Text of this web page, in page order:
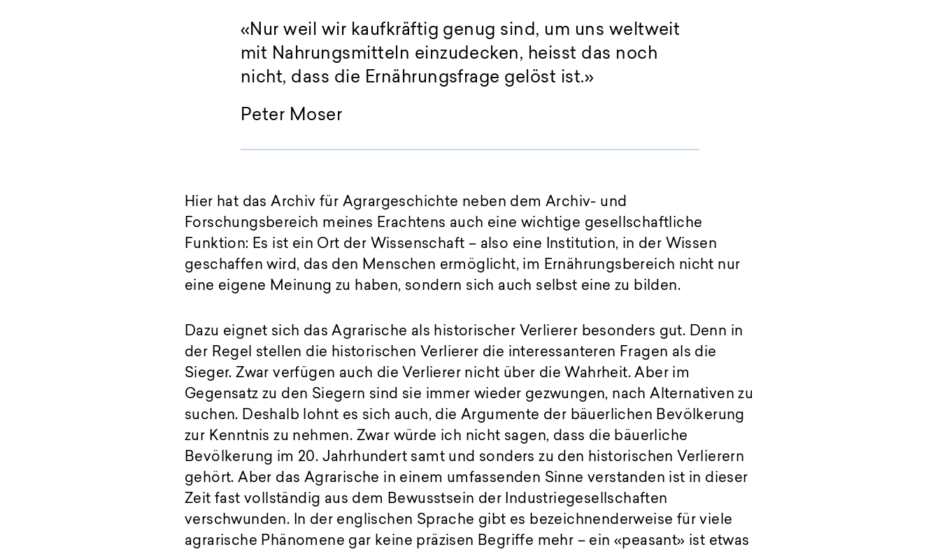
«Nur weil wir kaufkräftig genug sind, um uns weltweit
mit Nahrungsmitteln einzudecken, heisst das noch
nicht, dass die Ernährungsfrage gelöst ist.»
Peter Moser
Hier hat das Archiv für Agrargeschichte neben dem Archiv- und
Forschungsbereich meines Erachtens auch eine wichtige gesellschaftliche
Funktion: Es ist ein Ort der Wissenschaft – also eine Institution, in der Wissen
geschaffen wird, das den Menschen ermöglicht, im Ernährungsbereich nicht nur
eine eigene Meinung zu haben, sondern sich auch selbst eine zu bilden.
Dazu eignet sich das Agrarische als historischer Verlierer besonders gut. Denn in
der Regel stellen die historischen Verlierer die interessanteren Fragen als die
Sieger. Zwar verfügen auch die Verlierer nicht über die Wahrheit. Aber im
Gegensatz zu den Siegern sind sie immer wieder gezwungen, nach Alternativen zu
suchen. Deshalb lohnt es sich auch, die Argumente der bäuerlichen Bevölkerung
zur Kenntnis zu nehmen. Zwar würde ich nicht sagen, dass die bäuerliche
Bevölkerung im 20. Jahrhundert samt und sonders zu den historischen Verlierern
gehört. Aber das Agrarische in einem umfassenden Sinne verstanden ist in dieser
Zeit fast vollständig aus dem Bewusstsein der Industriegesellschaften
verschwunden. In der englischen Sprache gibt es bezeichnenderweise für viele
agrarische Phänomene gar keine präzisen Begriffe mehr – ein «peasant» ist etwas